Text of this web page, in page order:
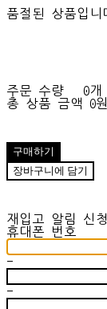
품절된 상품입니
주문 수량
0개
총 상품 금액
0원
구매하기
장바구니에 담기
재입고 알림 신청
휴대폰 번호
-
-